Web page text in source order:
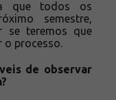
que todos os
semestre,
se teremos que
o processo.
de observar